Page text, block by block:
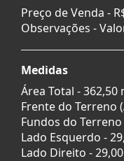
Preço de Venda -
Observações -
Medidas
Área Total - 362,50
Frente do Terreno
Fundos do
Lado Esquerdo -
Lado Direito -